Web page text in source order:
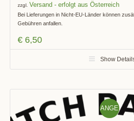
zzgl. Versand
Bei Lieferungen in Nicht-EU-Länder können
Gebühren anfallen.
€ 6,50
Show
ANGE